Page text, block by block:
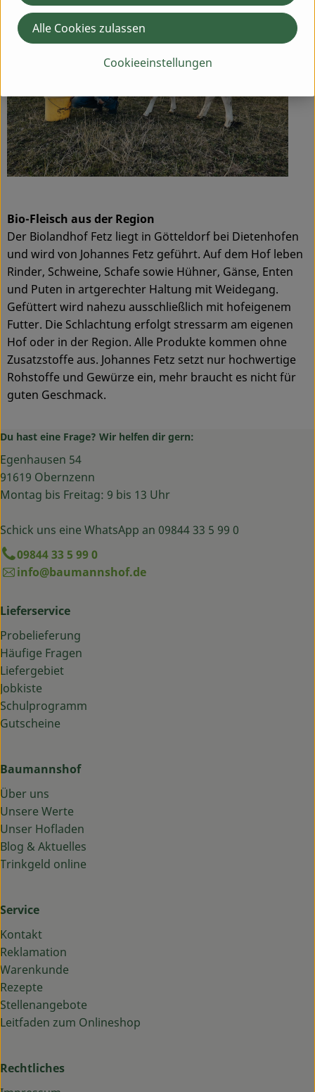
Bio-Fleisch aus der Region
Der Biolandhof Fetz liegt in Götteldorf bei Dietenhofen
und wird von Johannes Fetz geführt. Auf dem Hof leben
Rinder, Schweine, Schafe sowie Hühner, Gänse, Enten
und Puten in artgerechter Haltung mit Weidegang.
Gefüttert wird nahezu ausschließlich mit hofeigenem
Futter. Die Schlachtung erfolgt stressarm am eigenen
Hof oder in der Region. Alle Produkte kommen ohne
Zusatzstoffe aus. Johannes Fetz setzt nur hochwertige
Rohstoffe und Gewürze ein, mehr braucht es nicht für
guten Geschmack.
Du hast eine Frage? Wir helfen dir gern:
Egenhausen 54
91619 Obernzenn
Montag bis Freitag: 9 bis 13 Uhr
Schick uns eine WhatsApp an 09844 33 5 99 0
09844 33 5 99 0
info@baumannshof.de
Lieferservice
Probelieferung
Häufige Fragen
Liefergebiet
Jobkiste
Schulprogramm
Gutscheine
Baumannshof
Über uns
Unsere Werte
Unser Hofladen
Blog & Aktuelles
Trinkgeld online
Service
Kontakt
Reklamation
Warenkunde
Rezepte
Stellenangebote
Leitfaden zum Onlineshop
Rechtliches
Cookieeinstellungen
Alle Cookies zulassen